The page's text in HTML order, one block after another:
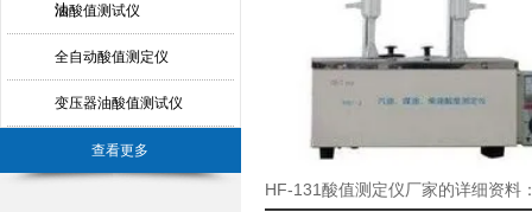
法
油酸值测试仪
全自动酸值测定仪
变压器油酸值测试仪
查看更多
HF-131酸值测定仪厂家的详细资料